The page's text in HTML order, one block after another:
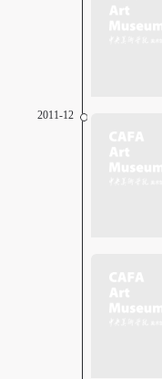
2011-12